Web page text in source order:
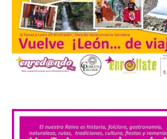
Cabárceno prepara tres
enclaves privilegiados
desde los que divisar el
eclipse solar del 12 de
8 Ago 2026